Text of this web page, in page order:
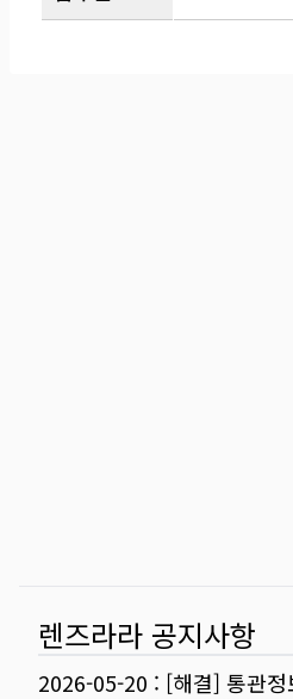
렌즈라라 공지사항
2026-05-20 : [해결] 통관